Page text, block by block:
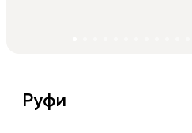
Руфи